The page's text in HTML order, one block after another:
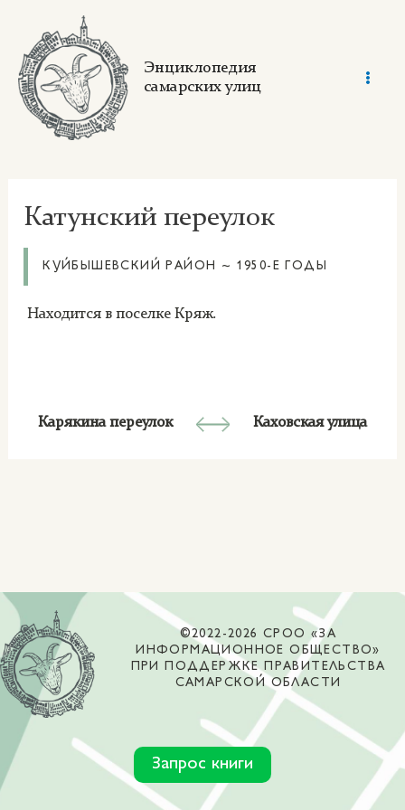
content
Энциклопедия
самарских улиц
Катунский переулок
КУЙБЫШЕВСКИЙ РАЙОН ~ 1950-Е ГОДЫ
Находится в поселке Кряж.
Карякина переулок Каховская улица
©2022-2026 СРОО «ЗА
ИНФОРМАЦИОННОЕ ОБЩЕСТВО»
ПРИ ПОДДЕРЖКЕ ПРАВИТЕЛЬСТВА
САМАРСКОЙ ОБЛАСТИ
Запрос книги